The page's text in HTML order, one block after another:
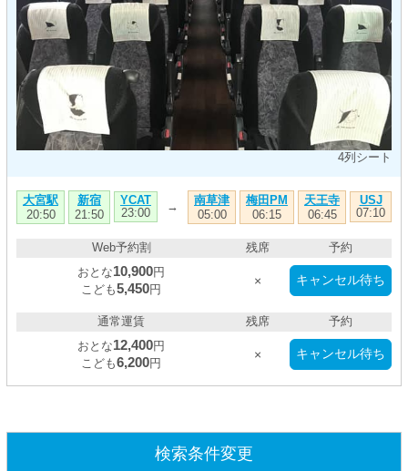
4列シート
大宮駅
20:50
新宿
21:50
YCAT
23:00
→
南草津
05:00
梅田PM
06:15
天王寺
06:45
USJ
07:10
Web予約割
おとな10,900円
こども5,450円
残席
×
予約
キャンセル待ち
通常運賃
おとな12,400円
こども6,200円
残席
×
予約
キャンセル待ち
検索条件変更